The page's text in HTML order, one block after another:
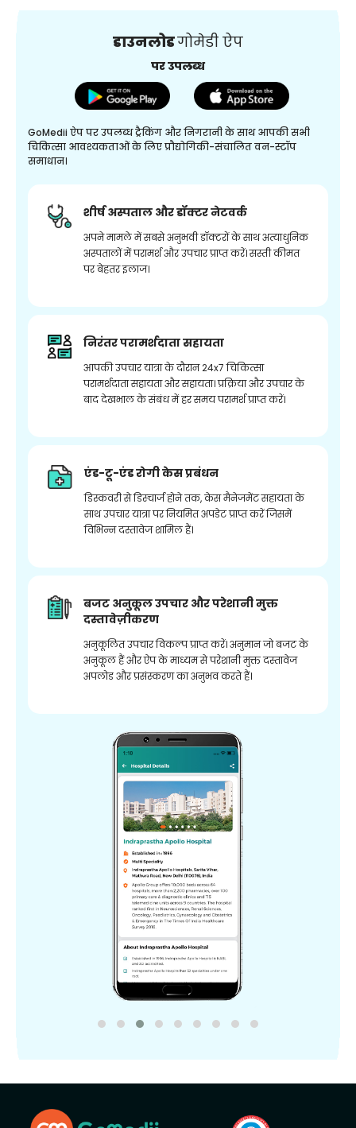
डाउनलोडगोमेडी ऐप
पर उपलब्ध
GoMedii ऐप पर उपलब्ध ट्रैकिंग और निगरानी के साथ आपकी सभी
चिकित्सा आवश्यकताओं के लिए प्रौद्योगिकी-संचालित वन-स्टॉप
समाधान।
शीर्ष अस्पताल और डॉक्टर नेटवर्क
अपने मामले में सबसे अनुभवी डॉक्टरों के साथ अत्याधुनिक
अस्पतालों में परामर्श और उपचार प्राप्त करें। सस्ती कीमत
पर बेहतर इलाज।
निरंतर परामर्शदाता सहायता
आपकी उपचार यात्रा के दौरान 24x7 चिकित्सा
परामर्शदाता सहायता और सहायता। प्रक्रिया और उपचार के
बाद देखभाल के संबंध में हर समय परामर्श प्राप्त करें।
एंड-टू-एंड रोगी केस प्रबंधन
डिस्कवरी से डिस्चार्ज होने तक, केस मैनेजमेंट सहायता के
साथ उपचार यात्रा पर नियमित अपडेट प्राप्त करें जिसमें
विभिन्न दस्तावेज शामिल हैं।
बजट अनुकूल उपचार और परेशानी मुक्त
दस्तावेज़ीकरण
अनुकूलित उपचार विकल्प प्राप्त करें। अनुमान जो बजट के
अनुकूल हैं और ऐप के माध्यम से परेशानी मुक्त दस्तावेज
अपलोड और प्रसंस्करण का अनुभव करते हैं।